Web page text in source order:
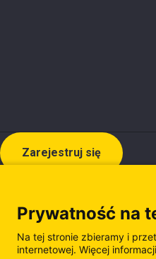
Zarejestruj się
Prywatność na
Na tej stronie zbieramy i
internetowej. Więcej